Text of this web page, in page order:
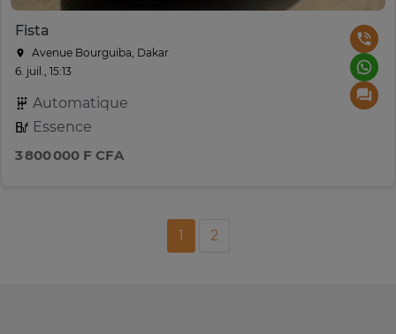
Fista
Avenue Bourguiba, Dakar
6. juil., 15:13
Automatique
Essence
3 800 000 F CFA
1 2